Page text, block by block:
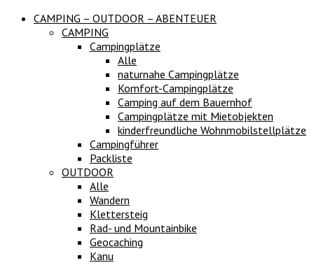
CAMPING – OUTDOOR – ABENTEUER
CAMPING
Campingplätze
Alle
naturnahe Campingplätze
Komfort-Campingplätze
Camping auf dem Bauernhof
Campingplätze mit Mietobjekten
kinderfreundliche Wohnmobilstellplätze
Campingführer
Packliste
OUTDOOR
Alle
Wandern
Klettersteig
Rad- und Mountainbike
Geocaching
Kanu